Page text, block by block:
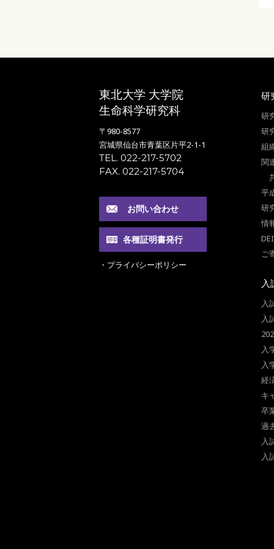
東北大学 大学院
生命科学研究科
〒980-8577
宮城県仙台市青葉区片平2-1-1
TEL. 022-217-5702
FAX. 022-217-5704
お問い合わせ
各種証明書発行
・プライバシーポリシー
研
研
研
組
関
平
研
情
ご
入
入
入
入
入
経
キ
卒
過
入
入